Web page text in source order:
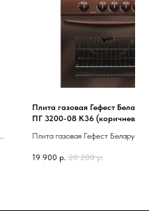
Плита газовая Гефест
ПГ 3200-08 К36 (коричневая
Плита газовая Гефест Беларусь
эмаль,1/3,сталь,полный газ-
19 900 р. 20 200 р.